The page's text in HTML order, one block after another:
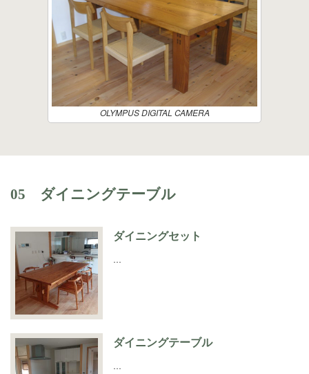
OLYMPUS DIGITAL CAMERA
05 ダイニングテーブル
ダイニングセット
…
ダイニングテーブル
…